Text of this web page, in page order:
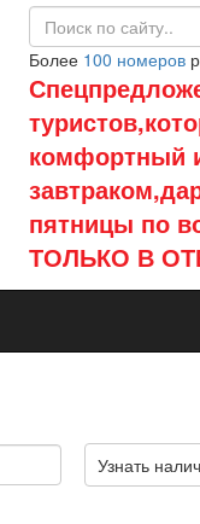
Более 100 номеров
комфортный
пятницы по
ТОЛЬКО В
Узнать